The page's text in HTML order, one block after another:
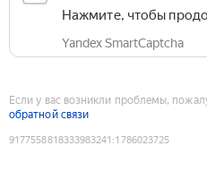
Нажмите, чтобы
Yandex SmartCaptcha
Если у вас возникли проблемы,
обратной связи
9177558818333983241 :1786023725